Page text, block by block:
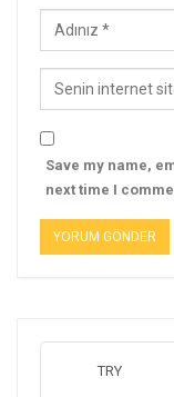
Save my name,
next time I
TRY